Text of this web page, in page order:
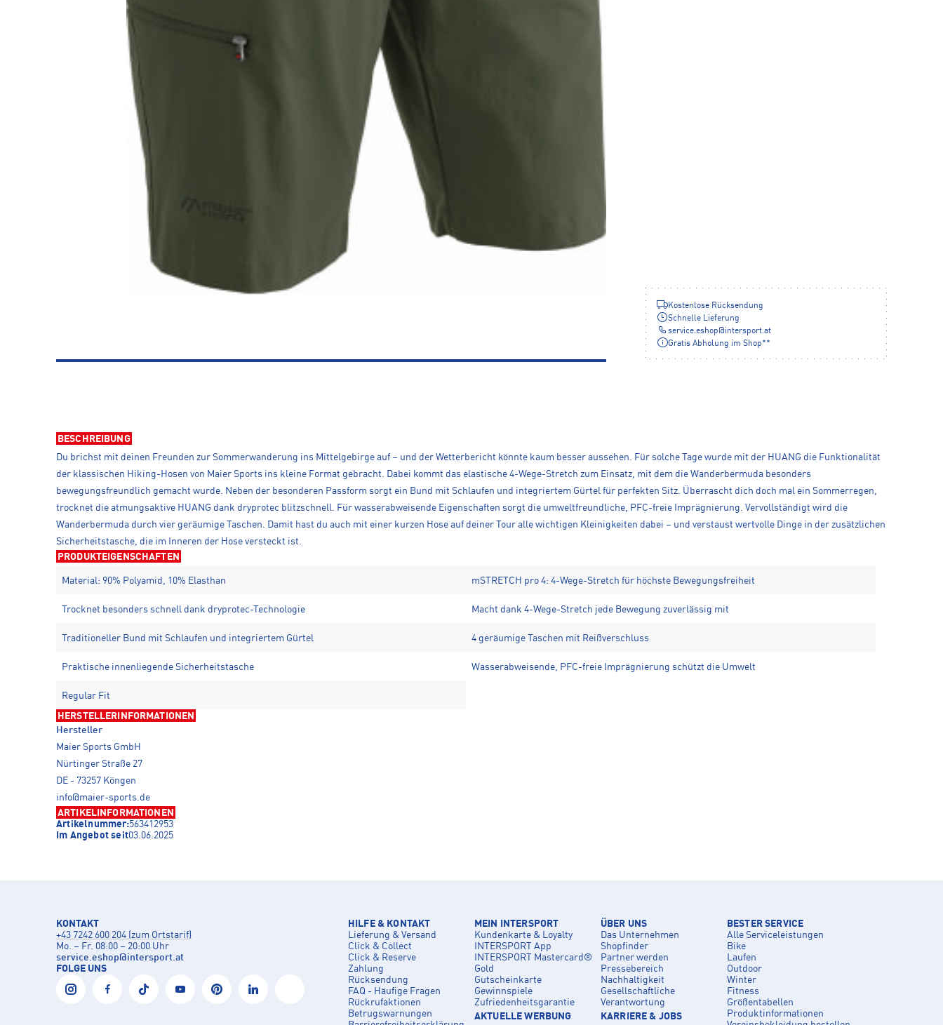
Kostenlose Rücksendung
Schnelle Lieferung
service.eshop@intersport.at
Gratis Abholung im Shop**
BESCHREIBUNG
Du brichst mit deinen Freunden zur Sommerwanderung ins Mittelgebirge auf – und der Wetterbericht könnte kaum besser aussehen. Für solche Tage wurde mit der HUANG die Funktionalität
der klassischen Hiking-Hosen von Maier Sports ins kleine Format gebracht. Dabei kommt das elastische 4-Wege-Stretch zum Einsatz, mit dem die Wanderbermuda besonders
bewegungsfreundlich gemacht wurde. Neben der besonderen Passform sorgt ein Bund mit Schlaufen und integriertem Gürtel für perfekten Sitz. Überrascht dich doch mal ein Sommerregen,
trocknet die atmungsaktive HUANG dank dryprotec blitzschnell. Für wasserabweisende Eigenschaften sorgt die umweltfreundliche, PFC-freie Imprägnierung. Vervollständigt wird die
Wanderbermuda durch vier geräumige Taschen. Damit hast du auch mit einer kurzen Hose auf deiner Tour alle wichtigen Kleinigkeiten dabei – und verstaust wertvolle Dinge in der zusätzlichen
Sicherheitstasche, die im Inneren der Hose versteckt ist.
PRODUKTEIGENSCHAFTEN
Material: 90% Polyamid, 10% Elasthan mSTRETCH pro 4: 4-Wege-Stretch für höchste Bewegungsfreiheit
Trocknet besonders schnell dank dryprotec-Technologie Macht dank 4-Wege-Stretch jede Bewegung zuverlässig mit
Traditioneller Bund mit Schlaufen und integriertem Gürtel 4 geräumige Taschen mit Reißverschluss
Praktische innenliegende Sicherheitstasche Wasserabweisende, PFC-freie Imprägnierung schützt die Umwelt
Regular Fit
HERSTELLERINFORMATIONEN
Hersteller
Maier Sports GmbH
Nürtinger Straße 27
DE - 73257 Köngen
info@maier-sports.de
ARTIKELINFORMATIONEN
Artikelnummer:563412953
Im Angebot seit03.06.2025
KONTAKT
+43 7242 600 204 (zum Ortstarif)
Mo. – Fr. 08:00 – 20:00 Uhr
service.eshop@intersport.at
FOLGE UNS
HILFE & KONTAKT
Lieferung & Versand
Click & Collect
Click & Reserve
Zahlung
Rücksendung
FAQ - Häufige Fragen
Rückrufaktionen
Betrugswarnungen
MEIN INTERSPORT
Kundenkarte & Loyalty
INTERSPORT App
INTERSPORT Mastercard®
Gold
Gutscheinkarte
Gewinnspiele
Zufriedenheitsgarantie
AKTUELLE WERBUNG
ÜBER UNS
Das Unternehmen
Shopfinder
Partner werden
Pressebereich
Nachhaltigkeit
Gesellschaftliche
Verantwortung
KARRIERE & JOBS
BESTER SERVICE
Alle Serviceleistungen
Bike
Laufen
Outdoor
Winter
Fitness
Größentabellen
Produktinformationen